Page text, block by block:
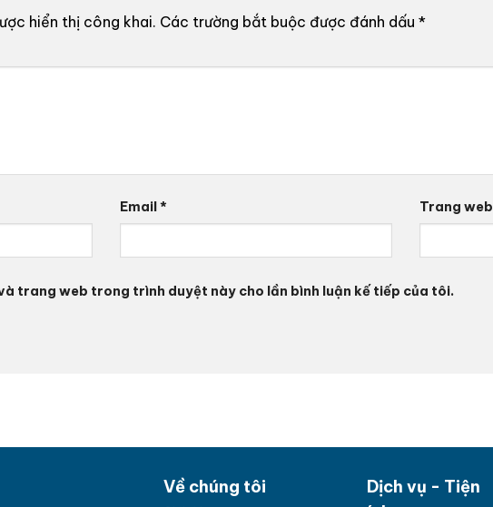
hiển thị công khai. Các trường bắt buộc được đánh dấu*
Email* Trang web
trang web trong trình duyệt này cho lần bình luận kế tiếp của tôi.
Về chúng tôi
Dịch vụ - Tiện